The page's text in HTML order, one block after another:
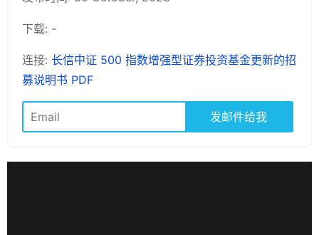
下载: -
连接: 长信中证 500 指数增强型证券投资基金更新的招
募说明书 PDF
发邮件给我